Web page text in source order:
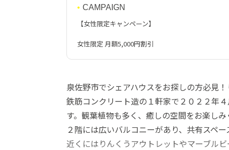
CAMPAIGN
【女性限定キャンペーン】
女性限定 月額5,000円割引
泉佐野市でシェアハウスをお探しの方必見
鉄筋コンクリート造の１軒家で２０２２年
す。観葉植物も多く、癒しの空間をお楽しみ
２階には広いバルコニーがあり、共有スペ
近くにはりんくうアウトレットやマーブル